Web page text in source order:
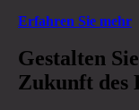
Erfahren Sie mehr
Gestalten
Zukunft des